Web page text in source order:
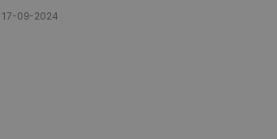
17-09-2024